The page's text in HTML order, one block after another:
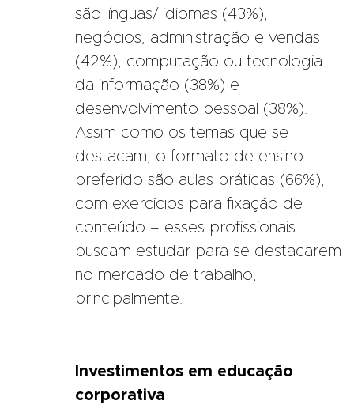
são línguas/ idiomas (43%),
negócios, administração e vendas
(42%), computação ou tecnologia
da informação (38%) e
desenvolvimento pessoal (38%).
Assim como os temas que se
destacam, o formato de ensino
preferido são aulas práticas (66%),
com exercícios para fixação de
conteúdo – esses profissionais
buscam estudar para se destacarem
no mercado de trabalho,
principalmente.
Investimentos em educação
corporativa